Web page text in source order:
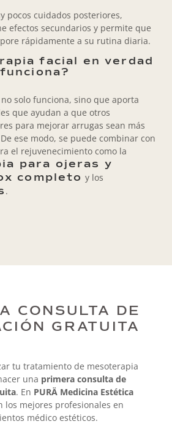
pocos cuidados posteriores,
efectos secundarios y permite que
rápidamente a su rutina diaria.
facial en verdad
funciona?
solo funciona, sino que aporta
que ayudan a que otros
para mejorar arrugas sean más
ese modo, se puede combinar con
el rejuvenecimiento como la
para ojeras y
completo y los
.
CONSULTA DE
GRATUITA
tu tratamiento de mesoterapia
una primera consulta de
. En PURÄ Medicina Estética
los mejores profesionales en
médico estéticos.